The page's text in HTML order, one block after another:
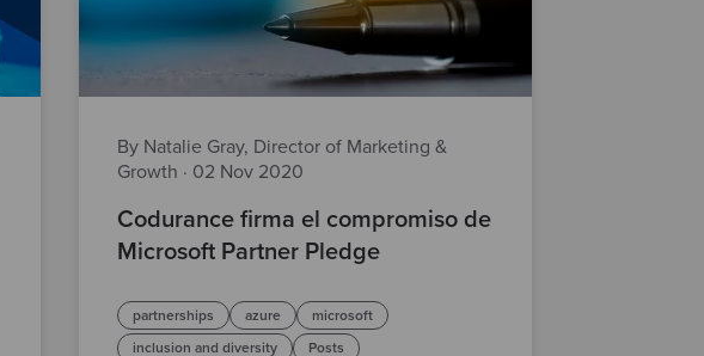
By Natalie Gray, Director of Marketing &
Growth · 02 Nov 2020
Codurance firma el compromiso de
Microsoft Partner Pledge
partnerships azure
microsoft
inclusion and diversity
Posts